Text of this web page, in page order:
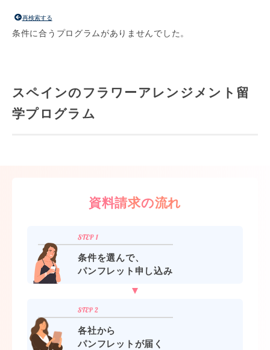
再検索する
条件に合うプログラムがありませんでした。
スペインのフラワーアレンジメント留
学プログラム
資料請求の流れ
条件を選んで、
パンフレット申し込み
各社から
パンフレットが届く